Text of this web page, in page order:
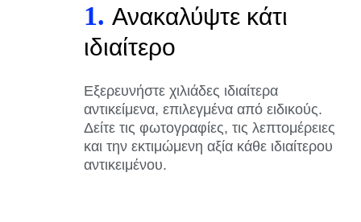
1. Ανακαλύψτε κάτι
ιδιαίτερο
Εξερευνήστε χιλιάδες ιδιαίτερα
αντικείμενα, επιλεγμένα από ειδικούς.
Δείτε τις φωτογραφίες, τις λεπτομέρειες
και την εκτιμώμενη αξία κάθε ιδιαίτερου
αντικειμένου.